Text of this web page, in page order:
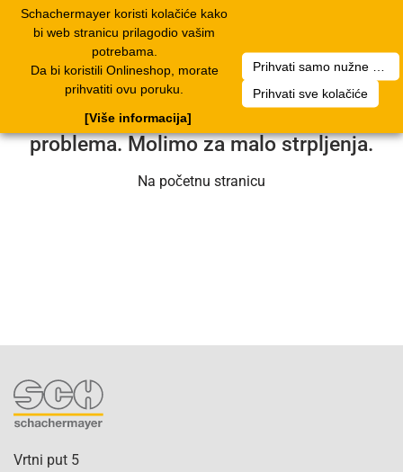
Schachermayer koristi kolačiće kako
bi web stranicu prilagodio vašim
potrebama.
Da bi koristili Onlineshop, morate
prihvatiti ovu poruku.
Prihvati sve kolačiće
[Više informacija]
Nažalost, došlo je do pogreške. Naš
servisni tim radi na rješavanju
problema. Molimo za malo strpljenja.
Na početnu stranicu
Vrtni put 5